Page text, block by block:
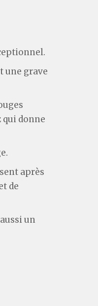
une grave
qui donne
après
de
un